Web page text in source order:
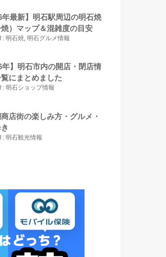
年最新】明石駅周辺の明石焼
焼）マップ＆混雑度の目安
: 明石焼 明石グルメ情報
年】明石市内の開店・閉店情
にまとめました
: 明石ショップ情報
店街の楽しみ方・グルメ・
: 明石観光情報